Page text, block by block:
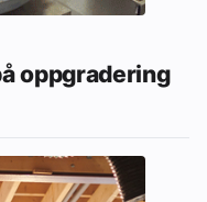
oppgradering